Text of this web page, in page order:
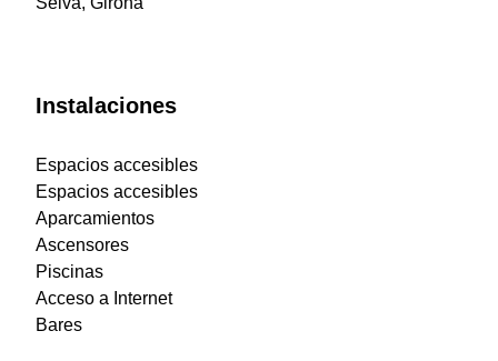
Instalaciones
Espacios accesibles
Espacios accesibles
Aparcamientos
Ascensores
Piscinas
Acceso a Internet
Bares